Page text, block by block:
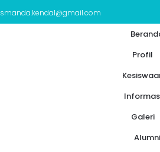
smanda.kendal@gmail.com
Profil
Galeri
Alumni